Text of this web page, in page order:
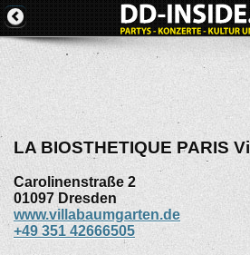
LA BIOSTHETIQUE PARIS
Carolinenstraße 2
01097 Dresden
www.villabaumgarten.de
+49 351 42666505